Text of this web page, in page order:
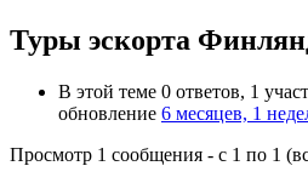
Туры эскорта
В этой теме 0 ответов, 1
обновление 6 месяцев, 1
Просмотр 1 сообщения - с 1 по 1